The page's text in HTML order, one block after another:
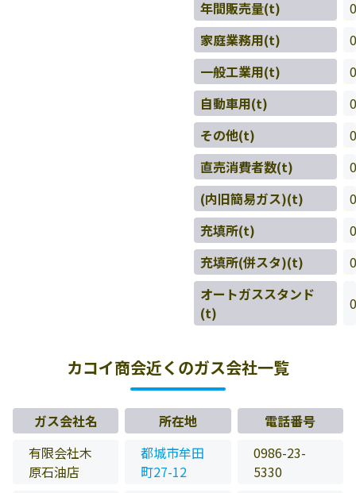
年間販売量(t)
0
家庭業務用(t)
0
一般工業用(t)
0
自動車用(t)
0
その他(t)
0
直売消費者数(t)
0
(内旧簡易ガス)(t)
0
充填所(t)
0
充填所(併スタ)(t)
0
オートガススタンド
(t)
0
カコイ商会近くのガス会社一覧
ガス会社名 所在地
電話番号
有限会社木
原石油店
都城市牟田
町27-12
0986-23-
5330